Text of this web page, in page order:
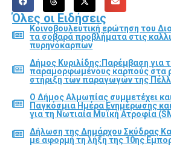
Όλες οι Ειδήσεις
Κοινοβουλευτική ερώτηση του
τα σοβαρά προβλήματα στις
πυρηνόκαρπων
Δήμος Κυριλίδης:Παρέμβαση για
παραμορφωμένους καρπούς στα
στήριξη των παραγωγών της
Ο Δήμος Αλμωπίας συμμετέχει
Παγκόσμια Ημέρα Ενημέρωσης
για τη Νωτιαία Μυϊκή Ατροφία
Δήλωση της Δημάρχου Σκύδρας
με αφορμή τη λήξη της 10ης